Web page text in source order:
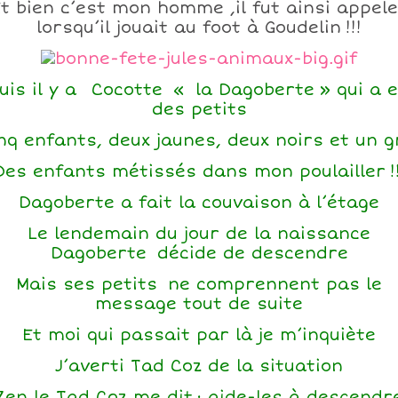
bien c’est mon homme ,il fut ainsi
lorsqu’il jouait au foot à Goudelin !!!
il y a Cocotte « la Dagoberte » qui a
des petits
enfants, deux jaunes, deux noirs et un
enfants métissés dans mon poulailler
Dagoberte a fait la couvaison à l’étage
Le lendemain du jour de la naissance
Dagoberte décide de descendre
Mais ses petits ne comprennent pas le
message tout de suite
Et moi qui passait par là je m’inquiète
J’averti Tad Coz de la situation